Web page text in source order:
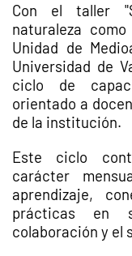
Con el taller
naturaleza
Unidad de
Universidad de
ciclo de
orientado a
de la institución.
Este ciclo
carácter
aprendizaje,
prácticas en
colaboración y el